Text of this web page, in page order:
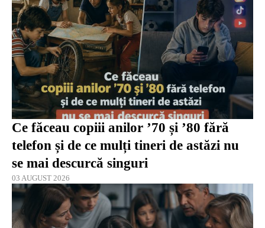
Ce făceau copiii anilor ’70 și ’80 fără
telefon și de ce mulți tineri de astăzi nu
se mai descurcă singuri
03 AUGUST 2026